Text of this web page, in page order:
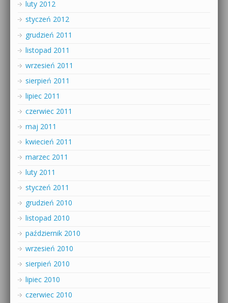
luty 2012
styczeń 2012
grudzień 2011
listopad 2011
wrzesień 2011
sierpień 2011
lipiec 2011
czerwiec 2011
maj 2011
kwiecień 2011
marzec 2011
luty 2011
styczeń 2011
grudzień 2010
listopad 2010
październik 2010
wrzesień 2010
sierpień 2010
lipiec 2010
czerwiec 2010